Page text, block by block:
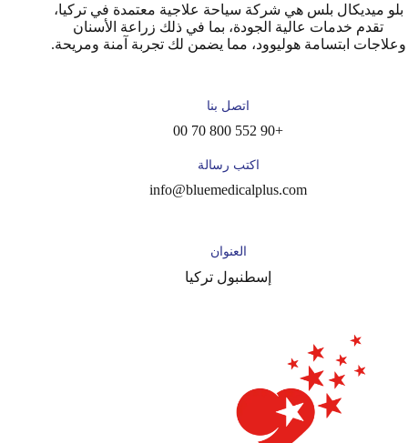
بلو ميديكال بلس هي شركة سياحة علاجية معتمدة في تركيا،
تقدم خدمات عالية الجودة، بما في ذلك زراعة الأسنان
وعلاجات ابتسامة هوليوود، مما يضمن لك تجربة آمنة ومريحة.
اتصل بنا
+90 552 800 70 00
اكتب رسالة
info@bluemedicalplus.com
العنوان
إسطنبول تركيا